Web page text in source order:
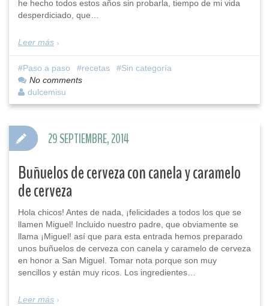
he hecho todos estos años sin probarla, tiempo de mi vida
desperdiciado, que…
Leer más
Paso a paso recetas
Sin categoría
No comments
dulcemisu
Buñuelos de cerveza con canela y caramelo
de cerveza
Hola chicos! Antes de nada, ¡felicidades a todos los que se
llamen Miguel! Incluido nuestro padre, que obviamente se
llama ¡Miguel! así que para esta entrada hemos preparado
unos buñuelos de cerveza con canela y caramelo de cerveza
en honor a San Miguel. Tomar nota porque son muy
sencillos y están muy ricos. Los ingredientes…
Leer más
29 SEPTIEMBRE, 2014